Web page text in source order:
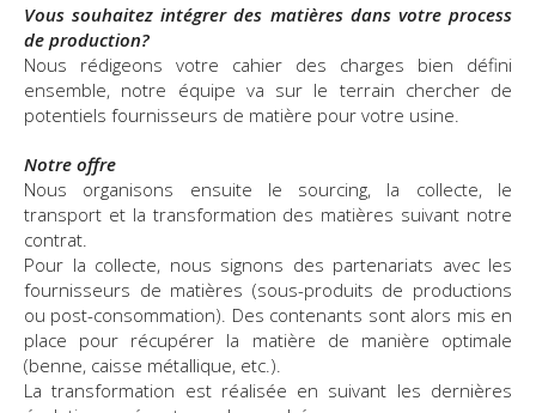
Vous souhaitez intégrer des matières dans votre process
de production?
Nous rédigeons votre cahier des charges bien défini
ensemble, notre équipe va sur le terrain chercher de
potentiels fournisseurs de matière pour votre usine.
Notre offre
Nous organisons ensuite le sourcing, la collecte, le
transport et la transformation des matières suivant notre
contrat.
Pour la collecte, nous signons des partenariats avec les
fournisseurs de matières (sous-produits de productions
ou post-consommation). Des contenants sont alors mis en
place pour récupérer la matière de manière optimale
(benne, caisse métallique, etc.).
La transformation est réalisée en suivant les dernières